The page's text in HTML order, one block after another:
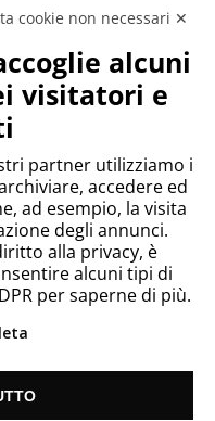
cookie non necessari ✕
alcuni
visitatori e
partner utilizziamo i
accedere ed
ad esempio, la visita
degli annunci.
alla privacy, è
alcuni tipi di
per saperne di più.